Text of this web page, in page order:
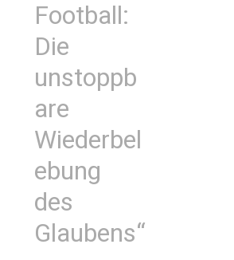
Football:
Die
unstoppb
are
Wiederbel
ebung
des
Glaubens“